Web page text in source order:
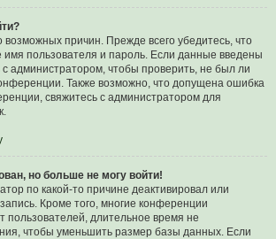
возможных причин. Прежде всего убедитесь, что
имя пользователя и пароль. Если данные введены
с администратором, чтобы проверить, не был ли
Также возможно, что допущена ошибка
свяжитесь с администратором для
но больше не могу войти!
по какой-то причине деактивировал или
Кроме того, многие конференции
пользователей, длительное время не
чтобы уменьшить размер базы данных. Если